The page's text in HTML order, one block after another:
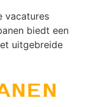
vacatures
biedt een
uitgebreide